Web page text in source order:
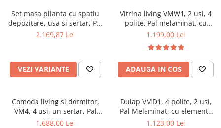
Set masa plianta cu spatiu
depozitare, usa si sertar, Pal
Melaminat, 160x96x80 cm si 6
2.169,87 Lei
VEZI VARIANTE
Vitrina living VMW1, 2 usi, 4
polite, Pal melaminat, cu
insertii MDF, Nuc
1.199,00 Lei
ADAUGA IN COS
Comoda living si dormitor,
VM4, 4 usi, un sertar, Pal
melaminat, cu insertii MDF,
1.688,00 Lei
Dulap VMD1, 4 polite, 2 usi,
Pal Melaminat, cu elemente
din MDF, Nuc
1.123,00 Lei